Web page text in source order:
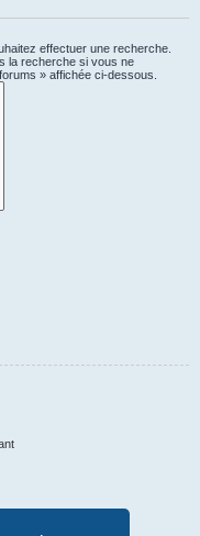
effectuer une recherche.
la recherche si vous ne
» affichée ci-dessous.